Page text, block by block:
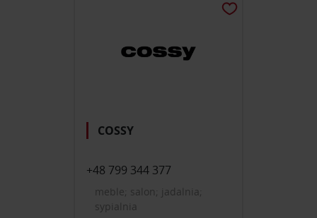
COSSY
+48 799 344 377
meble; salon; jadalnia;
sypialnia